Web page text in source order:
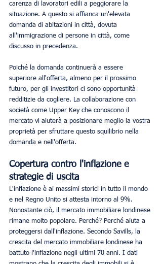
carenza di lavoratori edili a peggiorare la
situazione. A questo si affianca un'elevata
domanda di abitazioni in città, dovuta
all'immigrazione di persone in città, come
discusso in precedenza.
Poiché la domanda continuerà a essere
superiore all'offerta, almeno per il prossimo
futuro, per gli investitori ci sono opportunità
redditizie da cogliere. La collaborazione con
società come Upper Key che conoscono il
mercato vi aiuterà a posizionare meglio la vostra
proprietà per sfruttare questo squilibrio nella
domanda e nell'offerta.
Copertura contro l'inflazione e
strategie di uscita
L'inflazione è ai massimi storici in tutto il mondo
e nel Regno Unito si attesta intorno al 9%.
Nonostante ciò, il mercato immobiliare londinese
rimane molto popolare. Perché? Perché aiuta a
proteggersi dall'inflazione. Secondo Savills, la
crescita del mercato immobiliare londinese ha
battuto l'inflazione negli ultimi 70 anni. I dati